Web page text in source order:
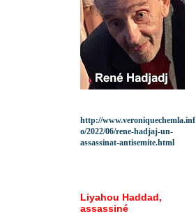
http://www.veroniquechemla.inf
o/2022/06/rene-hadjaj-un-
assassinat-antisemite.html
Liyahou Haddad,
assassiné